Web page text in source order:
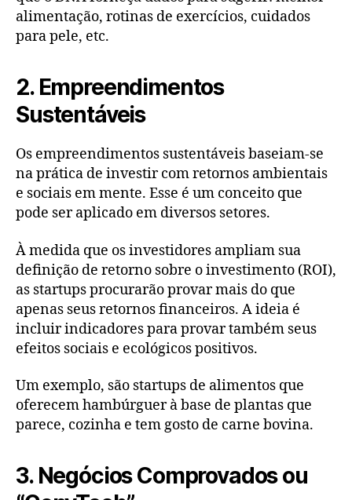
alimentação, rotinas de exercícios, cuidados
para pele, etc.
2. Empreendimentos
Sustentáveis
Os empreendimentos sustentáveis baseiam-se
na prática de investir com retornos ambientais
e sociais em mente. Esse é um conceito que
pode ser aplicado em diversos setores.
À medida que os investidores ampliam sua
definição de retorno sobre o investimento (ROI),
as startups procurarão provar mais do que
apenas seus retornos financeiros. A ideia é
incluir indicadores para provar também seus
efeitos sociais e ecológicos positivos.
Um exemplo, são startups de alimentos que
oferecem hambúrguer à base de plantas que
parece, cozinha e tem gosto de carne bovina.
3. Negócios Comprovados ou